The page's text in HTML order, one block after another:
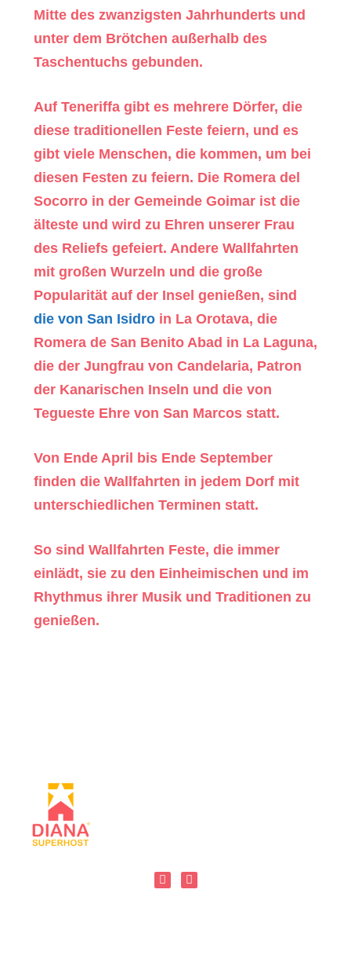
Mitte des zwanzigsten Jahrhunderts und
unter dem Brötchen außerhalb des
Taschentuchs gebunden.
Auf Teneriffa gibt es mehrere Dörfer, die
diese traditionellen Feste feiern, und es
gibt viele Menschen, die kommen, um bei
diesen Festen zu feiern. Die Romera del
Socorro in der Gemeinde Goimar ist die
älteste und wird zu Ehren unserer Frau
des Reliefs gefeiert. Andere Wallfahrten
mit großen Wurzeln und die große
Popularität auf der Insel genießen, sind
die von San Isidro in La Orotava, die
Romera de San Benito Abad in La Laguna,
die der Jungfrau von Candelaria, Patron
der Kanarischen Inseln und die von
Tegueste Ehre von San Marcos statt.
Von Ende April bis Ende September
finden die Wallfahrten in jedem Dorf mit
unterschiedlichen Terminen statt.
So sind Wallfahrten Feste, die immer
einlädt, sie zu den Einheimischen und im
Rhythmus ihrer Musik und Traditionen zu
genießen.